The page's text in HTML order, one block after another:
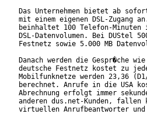
Das Unternehmen bietet ab
mit einem eigenen DSL-Zugang
beinhaltet 100 Telefon-Minuten
DSL-Datenvolumen. Bei DUStel
Festnetz sowie 5.000 MB
Danach werden die Gespr�che
deutsche Festnetz kostet zu
Mobilfunknetze werden 23,36
berechnet. Anrufe in die USA
Abrechnung erfolgt immer
anderen dus.net-Kunden, fallen
virtuellen Anrufbeantworter